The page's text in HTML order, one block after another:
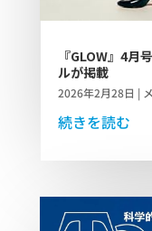
『GLOW』4月
ルが掲載
2026年2月28日 |
続きを読む